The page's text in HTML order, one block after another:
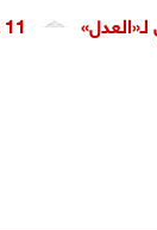
11 عامًا على افتتاح قناة السويس الجديدة.. النائبة مروة قنصوة: رؤية الدولة حولت الممر الملاحي إلى مركز اقتصادي عالمي